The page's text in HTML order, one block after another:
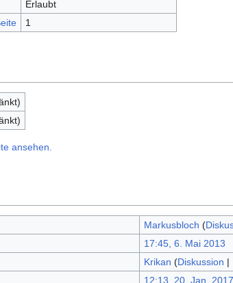
Erlaubt
1
ansehen.
Markusbloch (
17:45, 6. Mai 2013
Krikan (Diskussion |
12:13, 20. Jan. 2017